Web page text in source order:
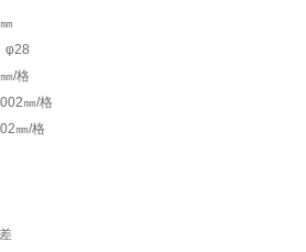
φ28
/格
㎜/格
㎜/格